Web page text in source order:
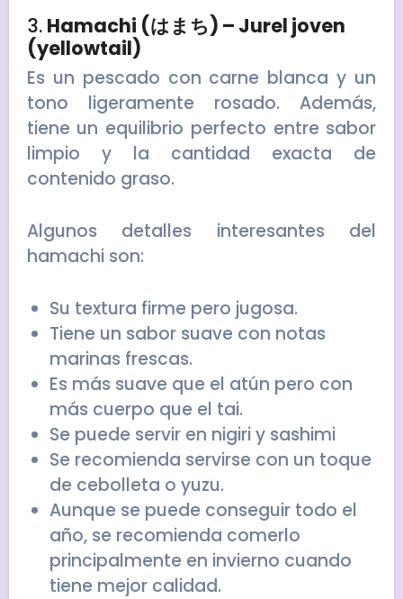
3. Hamachi (はまち) – Jurel joven
(yellowtail)
Es un pescado con carne blanca y un
tono ligeramente rosado. Además,
tiene un equilibrio perfecto entre sabor
limpio y la cantidad exacta de
contenido graso.
Algunos detalles interesantes del
hamachi son:
Su textura firme pero jugosa.
Tiene un sabor suave con notas
marinas frescas.
Es más suave que el atún pero con
más cuerpo que el tai.
Se puede servir en nigiri y sashimi
Se recomienda servirse con un toque
de cebolleta o yuzu.
Aunque se puede conseguir todo el
año, se recomienda comerlo
principalmente en invierno cuando
tiene mejor calidad.